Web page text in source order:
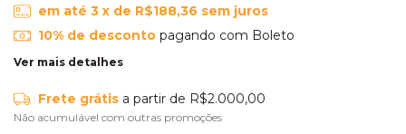
em até 3 x de R$188,36 sem juros
10% de descontopagando com Boleto
Ver mais detalhes
Frete grátis a partir de R$2.000,00
Não acumulável com outras promoções